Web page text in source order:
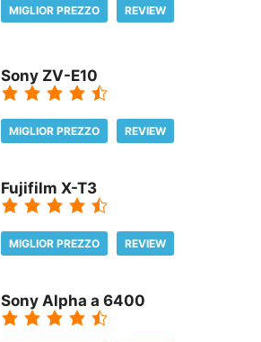
MIGLIOR PREZZO REVIEW
Sony ZV-E10
MIGLIOR PREZZO REVIEW
Fujifilm X-T3
MIGLIOR PREZZO REVIEW
Sony Alpha a 6400